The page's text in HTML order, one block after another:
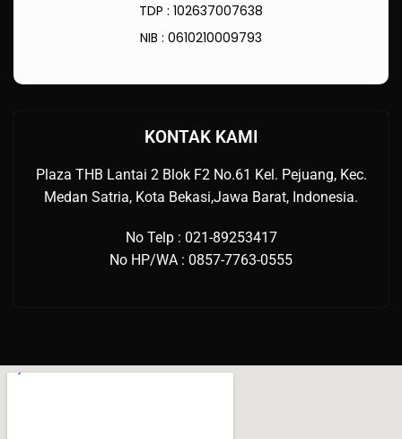
TDP : 102637007638
NIB : 0610210009793
KONTAK KAMI
Plaza THB Lantai 2 Blok F2 No.61 Kel. Pejuang, Kec.
Medan Satria, Kota Bekasi,Jawa Barat, Indonesia.
No Telp : 021-89253417
No HP/WA : 0857-7763-0555